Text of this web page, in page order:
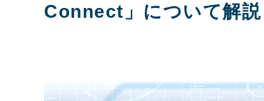
Connect」について解説